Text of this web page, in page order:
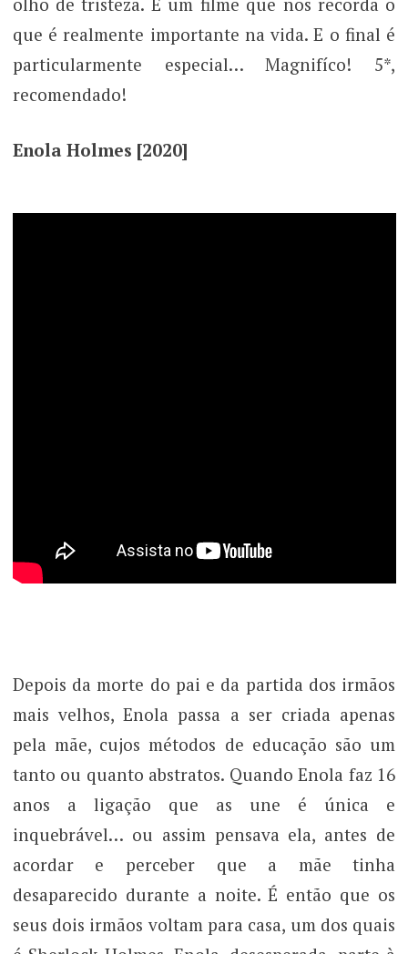
que é realmente importante na vida. E o final é
particularmente especial… Magnifíco! 5*,
recomendado!
Enola Holmes [2020]
Depois da morte do pai e da partida dos irmãos
mais velhos, Enola passa a ser criada apenas
pela mãe, cujos métodos de educação são um
tanto ou quanto abstratos. Quando Enola faz 16
anos a ligação que as une é única e
inquebrável… ou assim pensava ela, antes de
acordar e perceber que a mãe tinha
desaparecido durante a noite. É então que os
seus dois irmãos voltam para casa, um dos quais